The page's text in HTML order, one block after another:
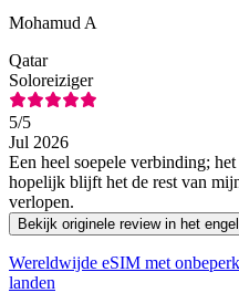
Mohamud A
Qatar
Soloreiziger
5/5
Jul 2026
Een heel soepele verbinding;
hopelijk blijft het de rest van
verlopen.
Bekijk originele review in het
Wereldwijde eSIM met
landen